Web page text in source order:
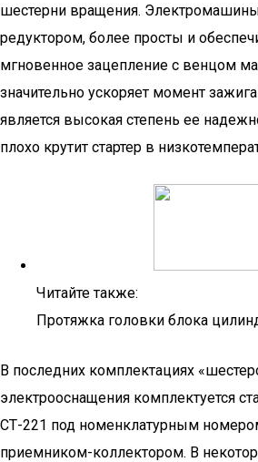
шестерни вращения.
редуктором, более просты и
мгновенное зацепление с венцом
значительно ускоряет момент
является высокая степень ее
плохо крутит стартер в
Читайте также:
Протяжка головки блока
В последних комплектациях
электрооснащения комплектуется
СТ-221 под номенклатурным
приемником-коллектором. В